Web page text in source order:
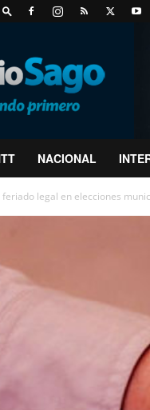
NACIONAL
feriado legal en elecciones